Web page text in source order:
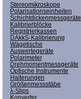
Stereomikroskope
Polarisationseinheiten
Schichtdickenmessgeräte
Kalibrierblöcke
Registrierkassen
DAkkS-Kalibrierung
Wägetische
Auswertegeräte
Polarimeter
Drehmomentmessgeräte
Optische Instrumente
Halterungen
Größenmessstäbe
λ-Slips
Konverter